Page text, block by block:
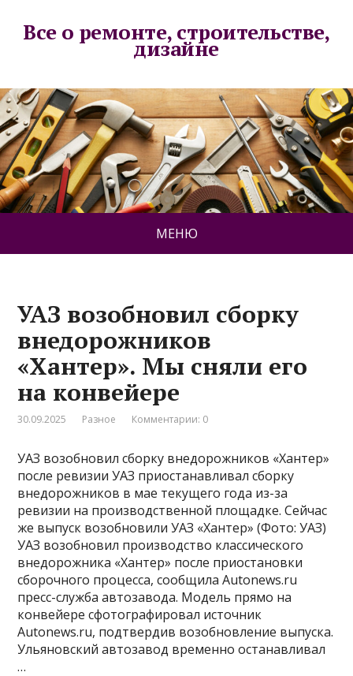
Все о ремонте, строительстве,
дизайне
МЕНЮ
УАЗ возобновил сборку
внедорожников
«Хантер». Мы сняли его
на конвейере
30.09.2025 Разное Комментарии: 0
УАЗ возобновил сборку внедорожников «Хантер»
после ревизии УАЗ приостанавливал сборку
внедорожников в мае текущего года из-за
ревизии на производственной площадке. Сейчас
же выпуск возобновили УАЗ «Хантер» (Фото: УАЗ)
УАЗ возобновил производство классического
внедорожника «Хантер» после приостановки
сборочного процесса, сообщила Autonews.ru
пресс-служба автозавода. Модель прямо на
конвейере сфотографировал источник
Autonews.ru, подтвердив возобновление выпуска.
Ульяновский автозавод временно останавливал
…